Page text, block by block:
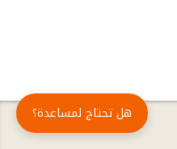
هل تحتاج لمساعدة؟